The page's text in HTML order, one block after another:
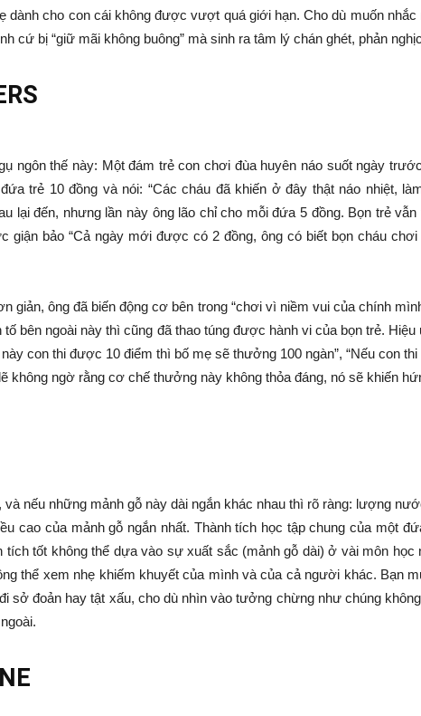
dành cho con cái không được vượt quá giới hạn. Cho dù muốn
cứ bị “giữ mãi không buông” mà sinh ra tâm lý chán ghét, phản
ngôn thế này: Một đám trẻ con chơi đùa huyên náo suốt ngày
trẻ 10 đồng và nói: “Các cháu đã khiến ở đây thật náo nhiệt,
lại đến, nhưng lần này ông lão chỉ cho mỗi đứa 5 đồng. Bọn trẻ
giận bảo “Cả ngày mới được có 2 đồng, ông có biết bọn cháu
giản, ông đã biến động cơ bên trong “chơi vì niềm vui của chính
bên ngoài này thì cũng đã thao túng được hành vi của bọn trẻ.
con thi được 10 điểm thì bố mẹ sẽ thưởng 100 ngàn”, “Nếu con
không ngờ rằng cơ chế thưởng này không thỏa đáng, nó sẽ khiến
nếu những mảnh gỗ này dài ngắn khác nhau thì rõ ràng: lượng
cao của mảnh gỗ ngắn nhất. Thành tích học tập chung của một
tốt không thể dựa vào sự xuất sắc (mảnh gỗ dài) ở vài môn
thể xem nhẹ khiếm khuyết của mình và của cả người khác. Bạn
sở đoản hay tật xấu, cho dù nhìn vào tưởng chừng như chúng